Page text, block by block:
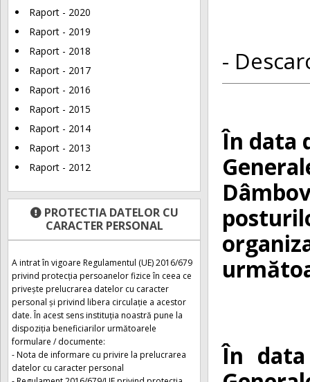
Raport - 2020
Raport - 2019
Raport - 2018
Raport - 2017
Raport - 2016
Raport - 2015
Raport - 2014
Raport - 2013
Raport - 2012
PROTECTIA DATELOR CU
CARACTER PERSONAL
A intrat în vigoare Regulamentul (UE) 2016/679
privind protecția persoanelor fizice în ceea ce
privește prelucrarea datelor cu caracter
personal și privind libera circulație a acestor
date. În acest sens instituția noastră pune la
dispoziția beneficiarilor următoarele
formulare / documente:
- Nota de informare cu privire la prelucrarea
datelor cu caracter personal
-
În data
În data